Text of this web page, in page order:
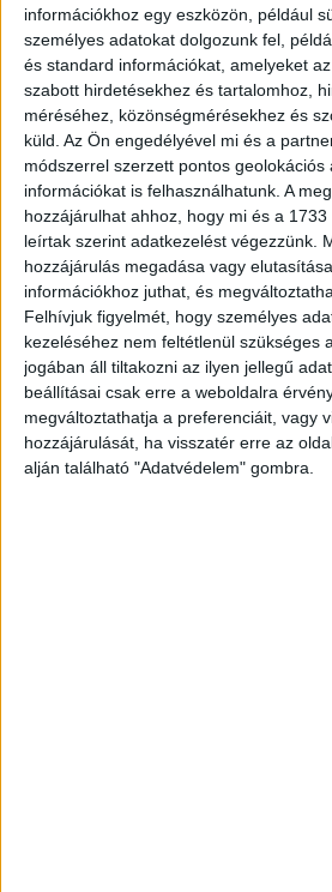
információkhoz egy eszközön, például
személyes adatokat dolgozunk fel,
és standard információkat, amelyeket
szabott hirdetésekhez és tartalomhoz,
méréséhez, közönségmérésekhez és
küld. Az Ön engedélyével mi és a
módszerrel szerzett pontos
információkat is felhasználhatunk. A
hozzájárulhat ahhoz, hogy mi és a
leírtak szerint adatkezelést végezzünk.
hozzájárulás megadása vagy
információkhoz juthat, és
Felhívjuk figyelmét, hogy személyes
kezeléséhez nem feltétlenül szükséges
jogában áll tiltakozni az ilyen jellegű
beállításai csak erre a weboldalra
megváltoztathatja a preferenciáit, vagy
hozzájárulását, ha visszatér erre az
alján található "Adatvédelem" gombra.
Ez a hús túl pozitív.